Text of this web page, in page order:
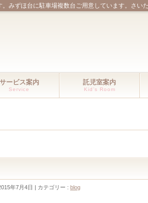
みずほ台に駐車場複数台ご用意しています。さい
サービス案内
Service
託児室案内
Kid’s Room
年7月4日 カテゴリー : blog